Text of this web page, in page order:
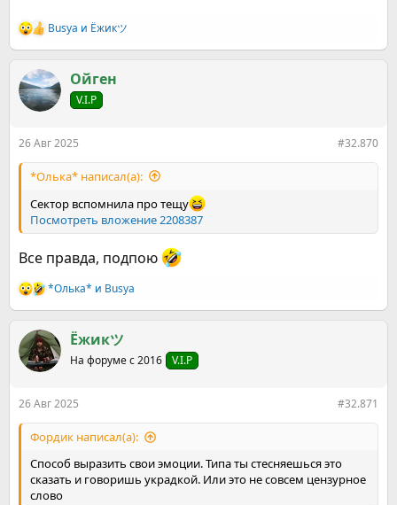
Р
е
к
ц
и
Busya и Ёжикツ︎
Ойген
V.I.P
26 Авг 2025 #32.870
*Олька* написал(а):
Сектор вспомнила про тещу
Посмотреть вложение 2208387
Все правда, подпою
Р
е
к
ц
и
*Олька* и Busya
Ёжикツ︎
На форуме с 2016 V.I.P
26 Авг 2025 #32.871
Фордик написал(а):
Способ выразить свои эмоции. Типа ты стесняешься это
сказать и говоришь украдкой. Или это не совсем цензурное
слово